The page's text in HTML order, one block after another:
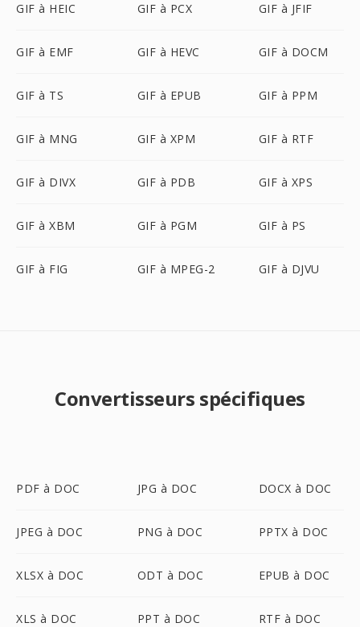
GIF à HEIC GIF à PCX GIF à JFIF
GIF à EMF GIF à HEVC GIF à DOCM
GIF à TS GIF à EPUB GIF à PPM
GIF à MNG GIF à XPM GIF à RTF
GIF à DIVX GIF à PDB GIF à XPS
GIF à XBM GIF à PGM GIF à PS
GIF à FIG GIF à MPEG-2 GIF à DJVU
Convertisseurs spécifiques
PDF à DOC JPG à DOC DOCX à DOC
JPEG à DOC PNG à DOC PPTX à DOC
XLSX à DOC ODT à DOC EPUB à DOC
XLS à DOC PPT à DOC RTF à DOC